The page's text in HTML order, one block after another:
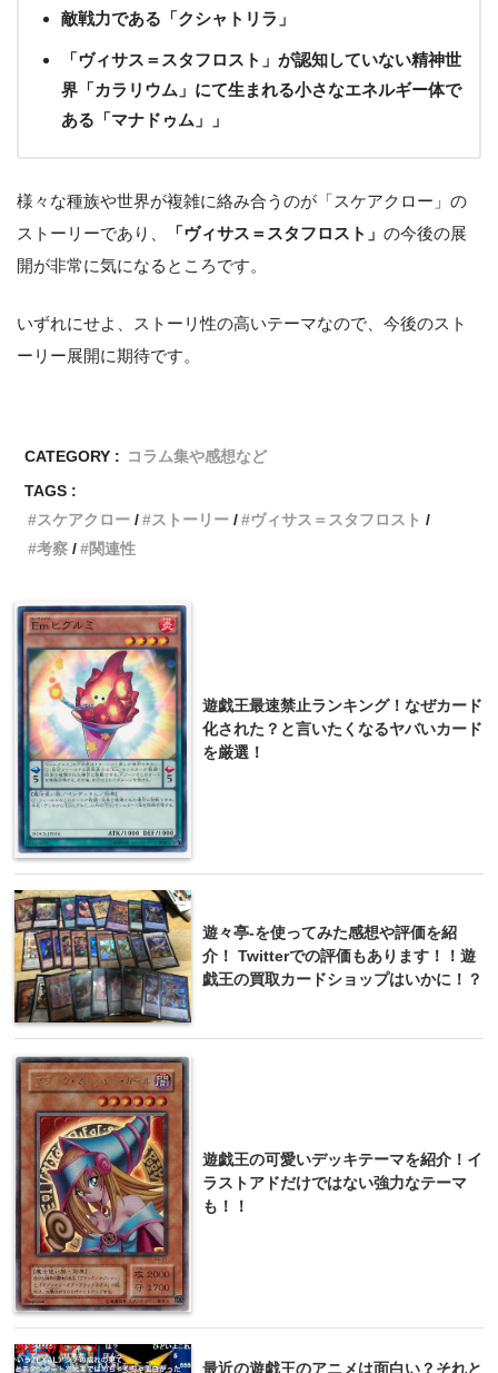
敵戦力である「クシャトリラ」
「ヴィサス＝スタフロスト」が認知していない精神世
界「カラリウム」にて生まれる小さなエネルギー体で
ある「マナドゥム」」
様々な種族や世界が複雑に絡み合うのが「スケアクロー」の
ストーリーであり、
「ヴィサス＝スタフロスト」 の今後の展
開が非常に気になるところです。
いずれにせよ、ストーリ性の高いテーマなので、今後のスト
ーリー展開に期待です。
CATEGORY : コラム集や感想など
TAGS :
スケアクロー
ストーリー
ヴィサス＝スタフロスト
考察
関連性
遊戯王最速禁止ランキング！なぜカード
化された？と言いたくなるヤバいカード
を厳選！
遊々亭-を使ってみた感想や評価を紹
介！ Twitterでの評価もあります！！遊
戯王の買取カードショップはいかに！？
遊戯王の可愛いデッキテーマを紹介！イ
ラストアドだけではない強力なテーマ
も！！
最近の遊戯王のアニメは面白い？それと